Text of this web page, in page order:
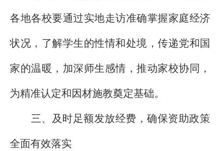
各地各校要通过实地走访准确掌握家庭经济
状况，了解学生的性情和处境，传递党和国
家的温暖，加深师生感情，推动家校协同，
为精准认定和因材施教奠定基础。
三、及时足额发放经费，确保资助政策
全面有效落实